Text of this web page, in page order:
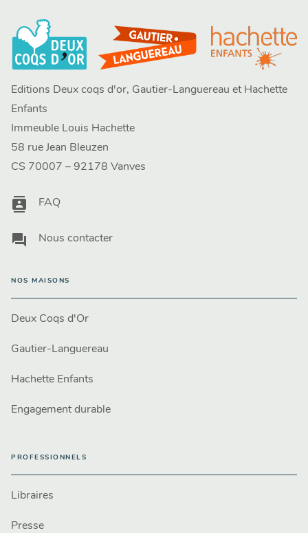
Editions Deux coqs d'or, Gautier-Languereau et Hachette
Enfants
Immeuble Louis Hachette
58 rue Jean Bleuzen
CS 70007 – 92178 Vanves
contacts FAQ
question_answer Nous contacter
NOS MAISONS
Deux Coqs d'Or
Gautier-Languereau
Hachette Enfants
Engagement durable
PROFESSIONNELS
Libraires
Presse